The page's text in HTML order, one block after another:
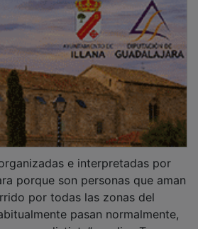
porque son personas que aman
por todas las zonas del
pasan normalmente,
distinta”, explica Tomey.